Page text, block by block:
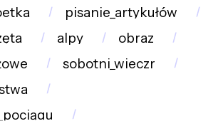
pisanie_artykułów
alpy
obraz
sobotni_wieczr